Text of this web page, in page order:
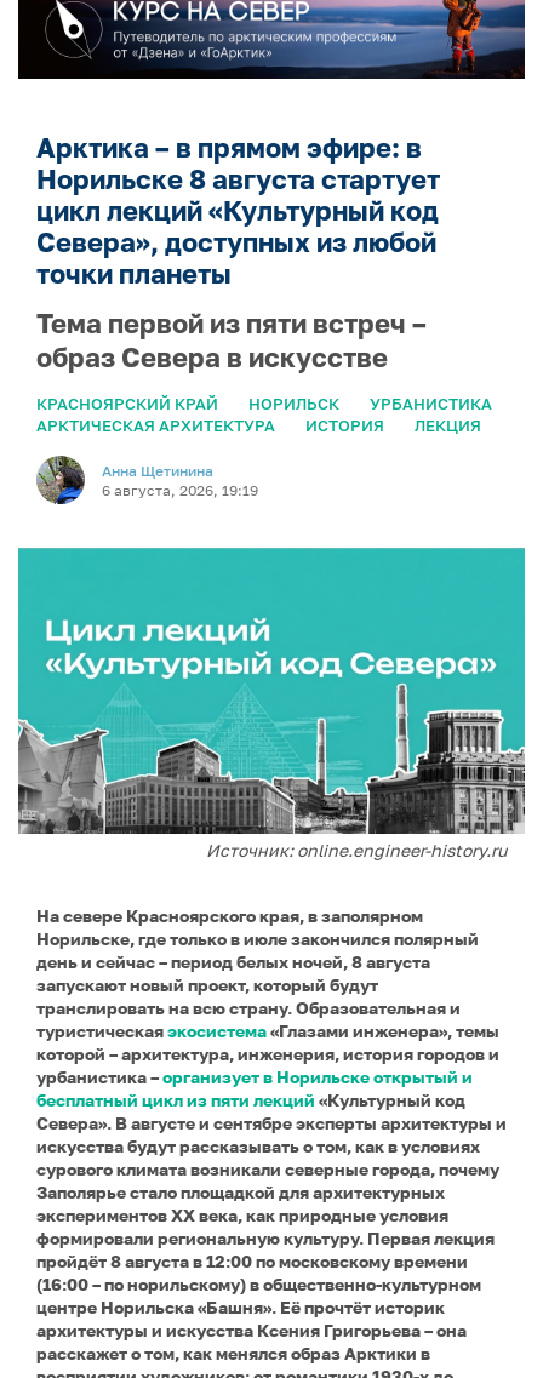
Арктика – в прямом эфире: в
Норильске 8 августа стартует
цикл лекций «Культурный код
Севера», доступных из любой
точки планеты
Тема первой из пяти встреч –
образ Севера в искусстве
КРАСНОЯРСКИЙ КРАЙ НОРИЛЬСК
УРБАНИСТИКА
АРКТИЧЕСКАЯ АРХИТЕКТУРА
ИСТОРИЯ ЛЕКЦИЯ
Анна Щетинина
6 августа, 2026, 19:19
Источник: online.engineer-history.ru
На севере Красноярского края, в заполярном
Норильске, где только в июле закончился полярный
день и сейчас – период белых ночей, 8 августа
запускают новый проект, который будут
транслировать на всю страну. Образовательная и
туристическаяэкосистема«Глазами инженера», темы
которой – архитектура, инженерия, история городов и
урбанистика –организует в Норильске открытый и
бесплатный цикл из пяти лекций «Культурный код
Севера». В августе и сентябре эксперты архитектуры и
искусства будут рассказывать о том, как в условиях
сурового климата возникали северные города, почему
Заполярье стало площадкой для архитектурных
экспериментов XX века, как природные условия
формировали региональную культуру. Первая лекция
пройдёт 8 августа в 12:00 по московскому времени
(16:00 – по норильскому) в общественно-культурном
центре Норильска «Башня». Её прочтёт историк
архитектуры и искусства Ксения Григорьева – она
расскажет о том, как менялся образ Арктики в